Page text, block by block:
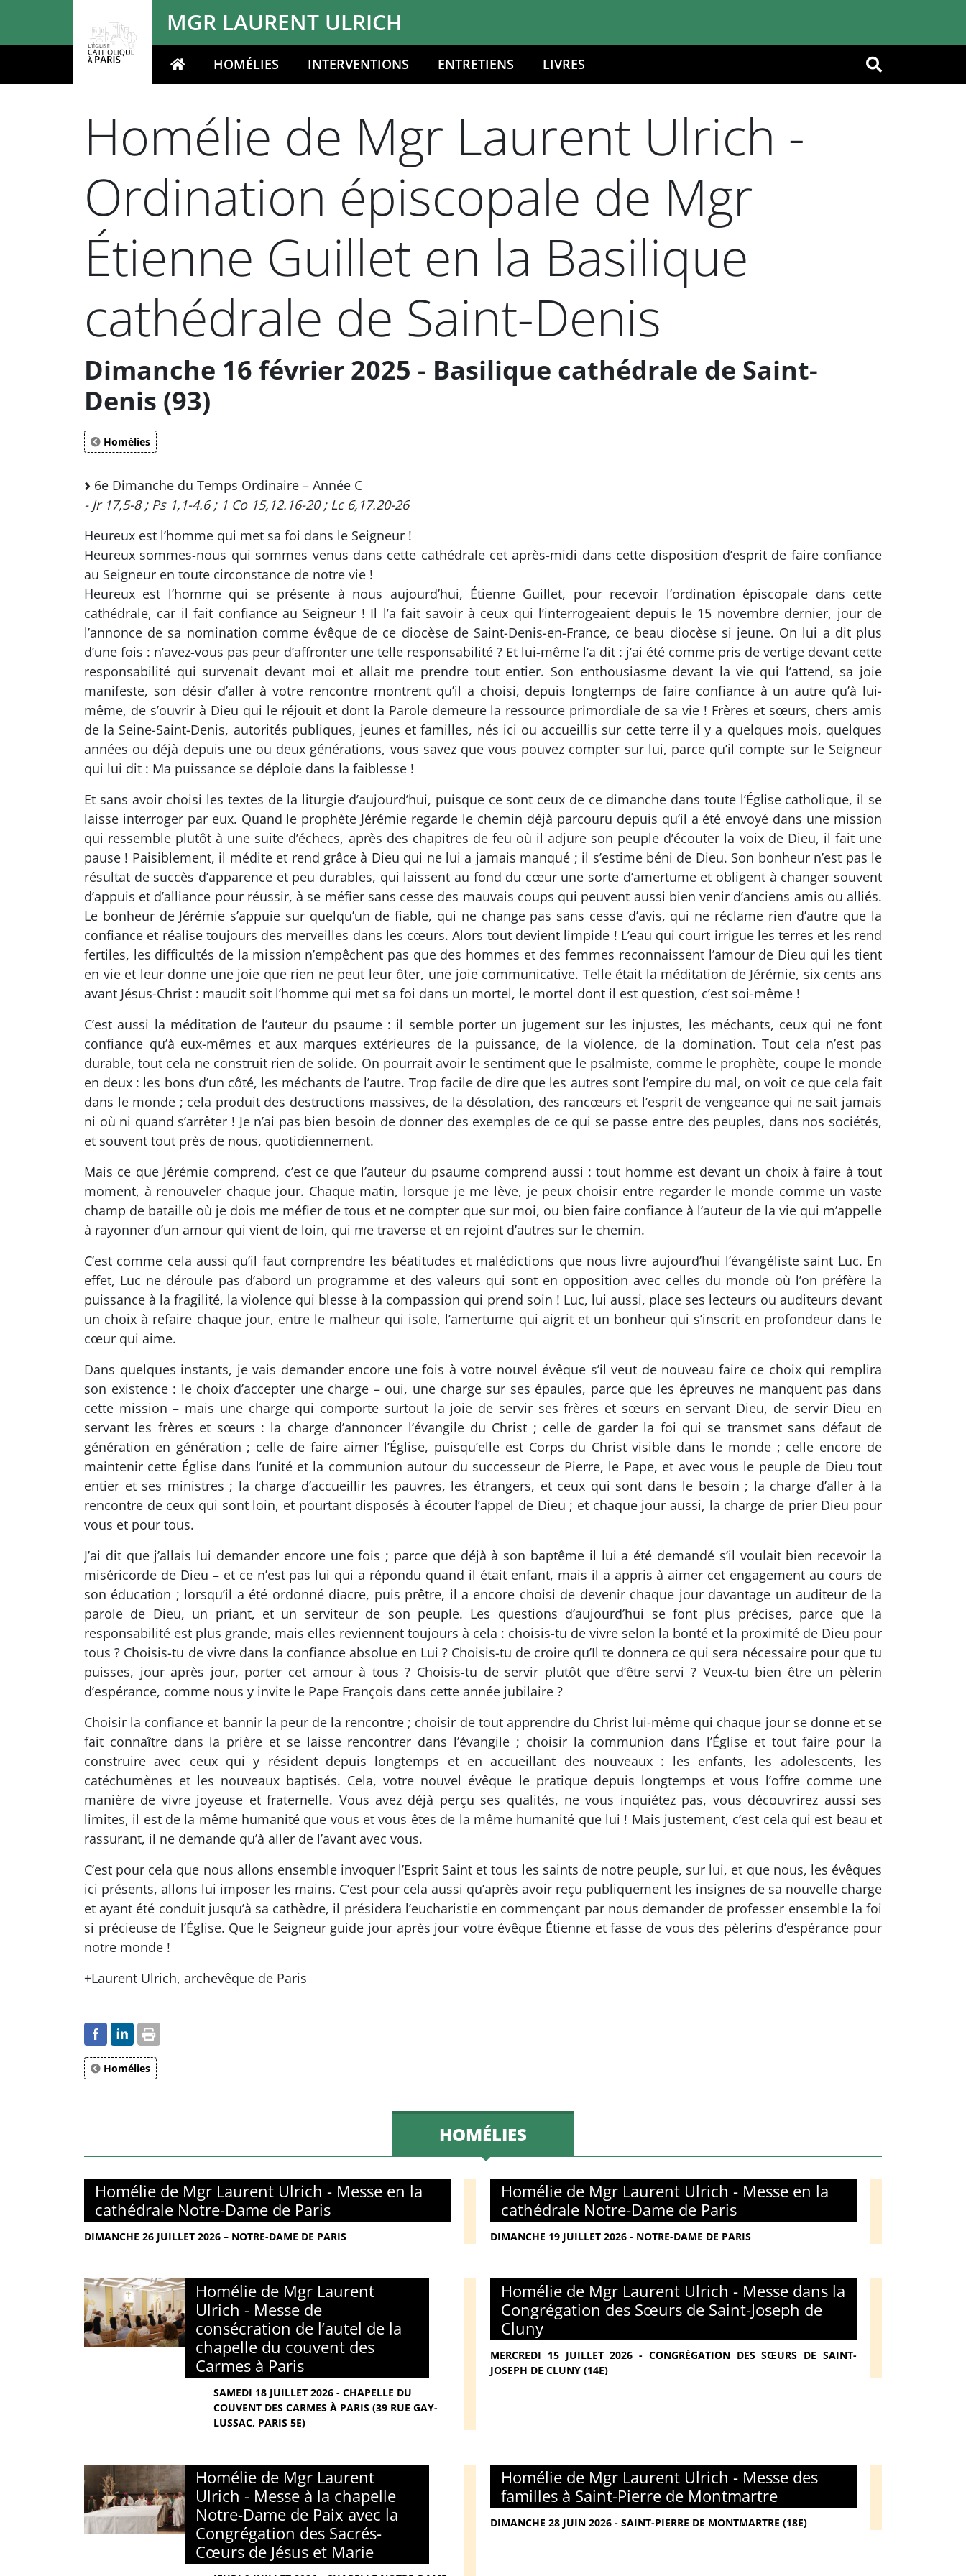
MGR LAURENT ULRICH
Votre recherche OK
HOMÉLIES INTERVENTIONS ENTRETIENS LIVRES
Homélie de Mgr Laurent Ulrich -
Ordination épiscopale de Mgr
Étienne Guillet en la Basilique
cathédrale de Saint-Denis
Dimanche 16 février 2025 - Basilique cathédrale de Saint-
Denis (93)
Homélies
6e Dimanche du Temps Ordinaire – Année C
- Jr 17,5-8 ; Ps 1,1-4.6 ; 1 Co 15,12.16-20 ; Lc 6,17.20-26
Heureux est l’homme qui met sa foi dans le Seigneur !
Heureux sommes-nous qui sommes venus dans cette cathédrale cet après-midi dans cette disposition d’esprit de faire confiance
au Seigneur en toute circonstance de notre vie !
Heureux est l’homme qui se présente à nous aujourd’hui, Étienne Guillet, pour recevoir l’ordination épiscopale dans cette
cathédrale, car il fait confiance au Seigneur ! Il l’a fait savoir à ceux qui l’interrogeaient depuis le 15 novembre dernier, jour de
l’annonce de sa nomination comme évêque de ce diocèse de Saint-Denis-en-France, ce beau diocèse si jeune. On lui a dit plus
d’une fois : n’avez-vous pas peur d’affronter une telle responsabilité ? Et lui-même l’a dit : j’ai été comme pris de vertige devant cette
responsabilité qui survenait devant moi et allait me prendre tout entier. Son enthousiasme devant la vie qui l’attend, sa joie
manifeste, son désir d’aller à votre rencontre montrent qu’il a choisi, depuis longtemps de faire confiance à un autre qu’à lui-
même, de s’ouvrir à Dieu qui le réjouit et dont la Parole demeure la ressource primordiale de sa vie ! Frères et sœurs, chers amis
de la Seine-Saint-Denis, autorités publiques, jeunes et familles, nés ici ou accueillis sur cette terre il y a quelques mois, quelques
années ou déjà depuis une ou deux générations, vous savez que vous pouvez compter sur lui, parce qu’il compte sur le Seigneur
qui lui dit : Ma puissance se déploie dans la faiblesse !
Et sans avoir choisi les textes de la liturgie d’aujourd’hui, puisque ce sont ceux de ce dimanche dans toute l’Église catholique, il se
laisse interroger par eux. Quand le prophète Jérémie regarde le chemin déjà parcouru depuis qu’il a été envoyé dans une mission
qui ressemble plutôt à une suite d’échecs, après des chapitres de feu où il adjure son peuple d’écouter la voix de Dieu, il fait une
pause ! Paisiblement, il médite et rend grâce à Dieu qui ne lui a jamais manqué ; il s’estime béni de Dieu. Son bonheur n’est pas le
résultat de succès d’apparence et peu durables, qui laissent au fond du cœur une sorte d’amertume et obligent à changer souvent
d’appuis et d’alliance pour réussir, à se méfier sans cesse des mauvais coups qui peuvent aussi bien venir d’anciens amis ou alliés.
Le bonheur de Jérémie s’appuie sur quelqu’un de fiable, qui ne change pas sans cesse d’avis, qui ne réclame rien d’autre que la
confiance et réalise toujours des merveilles dans les cœurs. Alors tout devient limpide ! L’eau qui court irrigue les terres et les rend
fertiles, les difficultés de la mission n’empêchent pas que des hommes et des femmes reconnaissent l’amour de Dieu qui les tient
en vie et leur donne une joie que rien ne peut leur ôter, une joie communicative. Telle était la méditation de Jérémie, six cents ans
avant Jésus-Christ : maudit soit l’homme qui met sa foi dans un mortel, le mortel dont il est question, c’est soi-même !
C’est aussi la méditation de l’auteur du psaume : il semble porter un jugement sur les injustes, les méchants, ceux qui ne font
confiance qu’à eux-mêmes et aux marques extérieures de la puissance, de la violence, de la domination. Tout cela n’est pas
durable, tout cela ne construit rien de solide. On pourrait avoir le sentiment que le psalmiste, comme le prophète, coupe le monde
en deux : les bons d’un côté, les méchants de l’autre. Trop facile de dire que les autres sont l’empire du mal, on voit ce que cela fait
dans le monde ; cela produit des destructions massives, de la désolation, des rancœurs et l’esprit de vengeance qui ne sait jamais
ni où ni quand s’arrêter ! Je n’ai pas bien besoin de donner des exemples de ce qui se passe entre des peuples, dans nos sociétés,
et souvent tout près de nous, quotidiennement.
Mais ce que Jérémie comprend, c’est ce que l’auteur du psaume comprend aussi : tout homme est devant un choix à faire à tout
moment, à renouveler chaque jour. Chaque matin, lorsque je me lève, je peux choisir entre regarder le monde comme un vaste
champ de bataille où je dois me méfier de tous et ne compter que sur moi, ou bien faire confiance à l’auteur de la vie qui m’appelle
à rayonner d’un amour qui vient de loin, qui me traverse et en rejoint d’autres sur le chemin.
C’est comme cela aussi qu’il faut comprendre les béatitudes et malédictions que nous livre aujourd’hui l’évangéliste saint Luc. En
effet, Luc ne déroule pas d’abord un programme et des valeurs qui sont en opposition avec celles du monde où l’on préfère la
puissance à la fragilité, la violence qui blesse à la compassion qui prend soin ! Luc, lui aussi, place ses lecteurs ou auditeurs devant
un choix à refaire chaque jour, entre le malheur qui isole, l’amertume qui aigrit et un bonheur qui s’inscrit en profondeur dans le
cœur qui aime.
Dans quelques instants, je vais demander encore une fois à votre nouvel évêque s’il veut de nouveau faire ce choix qui remplira
son existence : le choix d’accepter une charge – oui, une charge sur ses épaules, parce que les épreuves ne manquent pas dans
cette mission – mais une charge qui comporte surtout la joie de servir ses frères et sœurs en servant Dieu, de servir Dieu en
servant les frères et sœurs : la charge d’annoncer l’évangile du Christ ; celle de garder la foi qui se transmet sans défaut de
génération en génération ; celle de faire aimer l’Église, puisqu’elle est Corps du Christ visible dans le monde ; celle encore de
maintenir cette Église dans l’unité et la communion autour du successeur de Pierre, le Pape, et avec vous le peuple de Dieu tout
entier et ses ministres ; la charge d’accueillir les pauvres, les étrangers, et ceux qui sont dans le besoin ; la charge d’aller à la
rencontre de ceux qui sont loin, et pourtant disposés à écouter l’appel de Dieu ; et chaque jour aussi, la charge de prier Dieu pour
vous et pour tous.
J’ai dit que j’allais lui demander encore une fois ; parce que déjà à son baptême il lui a été demandé s’il voulait bien recevoir la
miséricorde de Dieu – et ce n’est pas lui qui a répondu quand il était enfant, mais il a appris à aimer cet engagement au cours de
son éducation ; lorsqu’il a été ordonné diacre, puis prêtre, il a encore choisi de devenir chaque jour davantage un auditeur de la
parole de Dieu, un priant, et un serviteur de son peuple. Les questions d’aujourd’hui se font plus précises, parce que la
responsabilité est plus grande, mais elles reviennent toujours à cela : choisis-tu de vivre selon la bonté et la proximité de Dieu pour
tous ? Choisis-tu de vivre dans la confiance absolue en Lui ? Choisis-tu de croire qu’Il te donnera ce qui sera nécessaire pour que tu
puisses, jour après jour, porter cet amour à tous ? Choisis-tu de servir plutôt que d’être servi ? Veux-tu bien être un pèlerin
d’espérance, comme nous y invite le Pape François dans cette année jubilaire ?
Choisir la confiance et bannir la peur de la rencontre ; choisir de tout apprendre du Christ lui-même qui chaque jour se donne et se
fait connaître dans la prière et se laisse rencontrer dans l’évangile ; choisir la communion dans l’Église et tout faire pour la
construire avec ceux qui y résident depuis longtemps et en accueillant des nouveaux : les enfants, les adolescents, les
catéchumènes et les nouveaux baptisés. Cela, votre nouvel évêque le pratique depuis longtemps et vous l’offre comme une
manière de vivre joyeuse et fraternelle. Vous avez déjà perçu ses qualités, ne vous inquiétez pas, vous découvrirez aussi ses
limites, il est de la même humanité que vous et vous êtes de la même humanité que lui ! Mais justement, c’est cela qui est beau et
rassurant, il ne demande qu’à aller de l’avant avec vous.
C’est pour cela que nous allons ensemble invoquer l’Esprit Saint et tous les saints de notre peuple, sur lui, et que nous, les évêques
ici présents, allons lui imposer les mains. C’est pour cela aussi qu’après avoir reçu publiquement les insignes de sa nouvelle charge
et ayant été conduit jusqu’à sa cathèdre, il présidera l’eucharistie en commençant par nous demander de professer ensemble la foi
si précieuse de l’Église. Que le Seigneur guide jour après jour votre évêque Étienne et fasse de vous des pèlerins d’espérance pour
notre monde !
+Laurent Ulrich, archevêque de Paris
Homélies
HOMÉLIES
Homélie de Mgr Laurent Ulrich - Messe en la
cathédrale Notre-Dame de Paris
DIMANCHE 26 JUILLET 2026 – NOTRE-DAME DE PARIS
Homélie de Mgr Laurent Ulrich - Messe en la
cathédrale Notre-Dame de Paris
DIMANCHE 19 JUILLET 2026 - NOTRE-DAME DE PARIS
Homélie de Mgr Laurent
Ulrich - Messe de
consécration de l’autel de la
chapelle du couvent des
Carmes à Paris
SAMEDI 18 JUILLET 2026 - CHAPELLE DU
COUVENT DES CARMES À PARIS (39 RUE GAY-
LUSSAC, PARIS 5E)
Homélie de Mgr Laurent Ulrich - Messe dans la
Congrégation des Sœurs de Saint-Joseph de
Cluny
MERCREDI 15 JUILLET 2026 - CONGRÉGATION DES SŒURS DE SAINT-
JOSEPH DE CLUNY (14E)
Homélie de Mgr Laurent
Ulrich - Messe à la chapelle
Notre-Dame de Paix avec la
Congrégation des Sacrés-
Cœurs de Jésus et Marie
Homélie de Mgr Laurent Ulrich - Messe des
familles à Saint-Pierre de Montmartre
DIMANCHE 28 JUIN 2026 - SAINT-PIERRE DE MONTMARTRE (18E)